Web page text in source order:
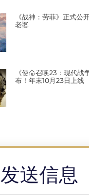
《战神：劳菲》正式公
老婆
《使命召唤23：现代战
布！年末10月23日上线
发送信息